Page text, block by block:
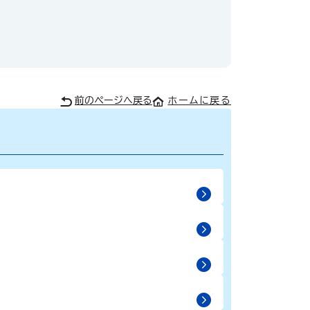
前のページへ戻る ホームに戻る